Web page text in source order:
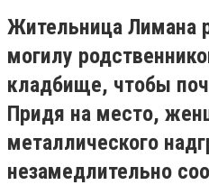
Жительница Лимана
могилу
кладбище, чтобы
Придя на место,
металлического
незамедлительно